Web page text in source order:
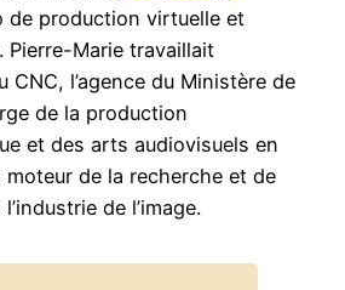
de production virtuelle et
Pierre-Marie travaillait
CNC, l’agence du Ministère de
de la production
et des arts audiovisuels en
de la recherche et de
de l’image.